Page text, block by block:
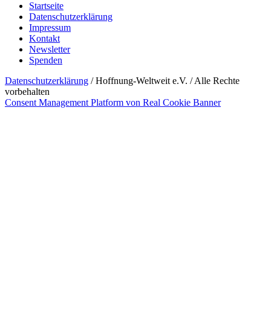
Startseite
Datenschutzerklärung
Impressum
Kontakt
Newsletter
Spenden
Datenschutzerklärung / Hoffnung-Weltweit e.V. / Alle Rechte
vorbehalten
Consent Management Platform von Real Cookie Banner